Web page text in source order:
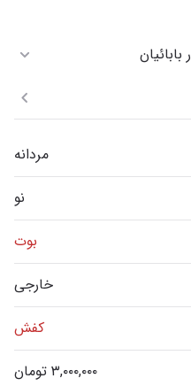
مردانه
نو
بوت
خارجی
کفش